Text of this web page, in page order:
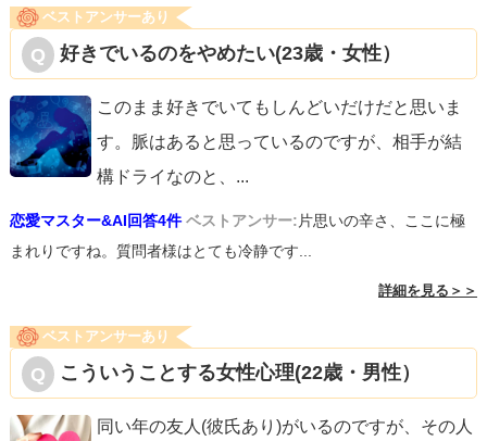
ベストアンサーあり
好きでいるのをやめたい(23歳・女性）
このまま好きでいてもしんどいだけだと思いま
す。脈はあると思っているのですが、相手が結
構ドライなのと、 ...
恋愛マスター&AI回答4件 ベストアンサー:片思いの辛さ、ここに極
まれりですね。質問者様はとても冷静です...
詳細を見る＞＞
ベストアンサーあり
こういうことする女性心理(22歳・男性）
同い年の友人(彼氏あり)がいるのですが、その人